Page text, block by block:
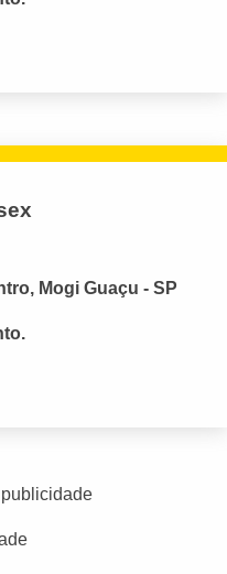
Mogi Guaçu - SP